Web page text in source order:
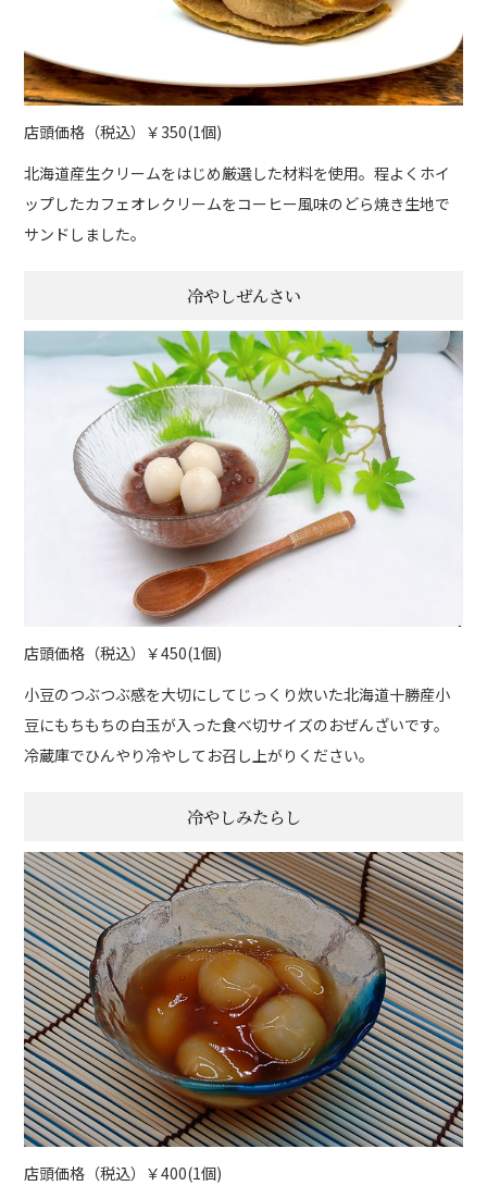
店頭価格（税込）￥350(1個)
北海道産生クリームをはじめ厳選した材料を使用。程よくホイ
ップしたカフェオレクリームをコーヒー風味のどら焼き生地で
サンドしました。
冷やしぜんさい
店頭価格（税込）￥450(1個)
小豆のつぶつぶ感を大切にしてじっくり炊いた北海道十勝産小
豆にもちもちの白玉が入った食べ切サイズのおぜんざいです。
冷蔵庫でひんやり冷やしてお召し上がりください。
冷やしみたらし
店頭価格（税込）￥400(1個)